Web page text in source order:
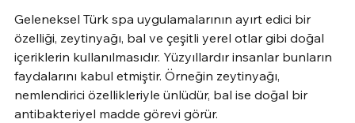
Geleneksel Türk spa uygulamalarının ayırt edici bir
özelliği, zeytinyağı, bal ve çeşitli yerel otlar gibi doğal
içeriklerin kullanılmasıdır. Yüzyıllardır insanlar bunların
faydalarını kabul etmiştir. Örneğin zeytinyağı,
nemlendirici özellikleriyle ünlüdür, bal ise doğal bir
antibakteriyel madde görevi görür.